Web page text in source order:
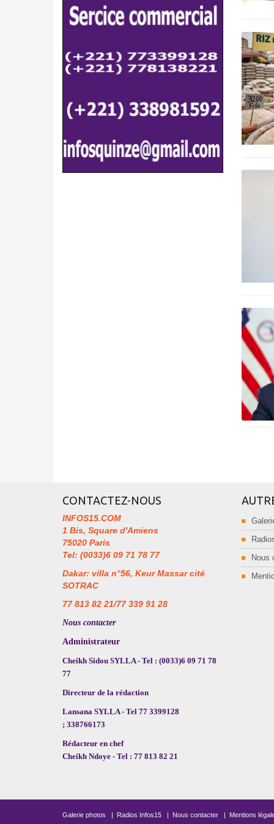
CONTACTEZ-NOUS
INFOS15.COM
1 Bis, Square d'Amiens
75020 Paris
Tel: (0033)6 09 71 78 77
Dakar: villa n°56, Keur Massar cité
SOTRAC
77 813 82 21/77 339 91 28
Nous contacter
Administrateur
Cheikh Sidou SYLLA - Tel : (0033)6 09 71 78
77
Directeur de la rédaction
Lansana SYLLA - Tel 77 3399128
; 338766173
Rédacteur en chef
Cheikh Ndoye - Tel : 77 813 82 21
Nous
Galerie photos | Radios Infos15 | Nous contacter | Mentions